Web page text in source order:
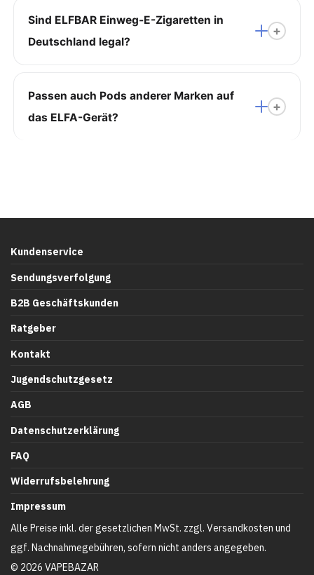
Sind ELFBAR Einweg-E-Zigaretten in
Deutschland legal?
Passen auch Pods anderer Marken auf
das ELFA-Gerät?
Kundenservice
Sendungsverfolgung
B2B Geschäftskunden
Ratgeber
Kontakt
Jugendschutzgesetz
AGB
Datenschutzerklärung
FAQ
Widerrufsbelehrung
Impressum
© 2026 VAPEBAZAR
Alle Preise inkl. der gesetzlichen MwSt. zzgl. Versandkosten und
ggf. Nachnahmegebühren, sofern nicht anders angegeben.